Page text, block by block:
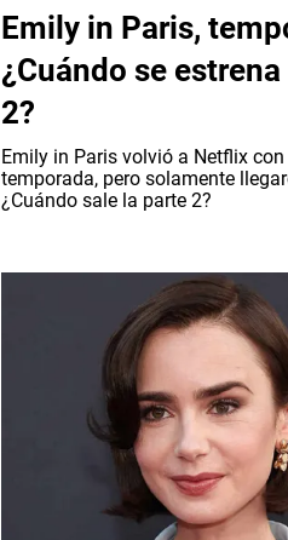
Emily in Paris,
¿Cuándo se
2?
Emily in Paris volvió a Netflix
temporada, pero solamente
¿Cuándo sale la parte 2?